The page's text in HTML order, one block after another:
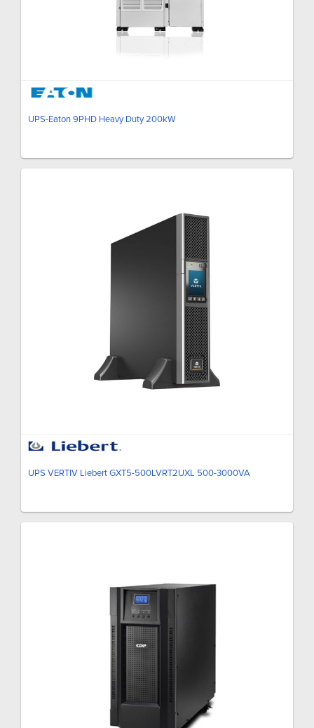
UPS-Eaton 9PHD Heavy Duty 200kW
UPS VERTIV Liebert GXT5-500LVRT2UXL 500-3000VA